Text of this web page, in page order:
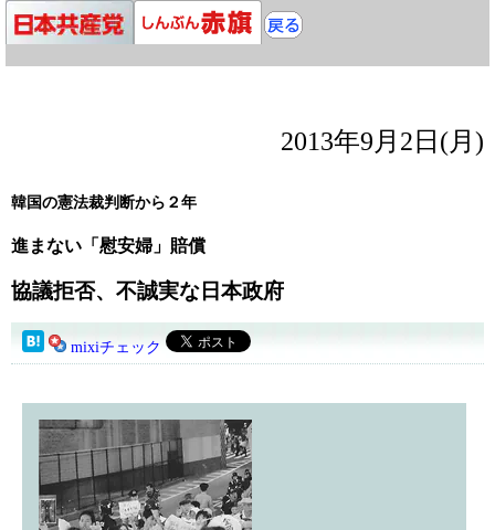
2013年9月2日(月)
韓国の憲法裁判断から２年
進まない「慰安婦」賠償
協議拒否、不誠実な日本政府
mixiチェック